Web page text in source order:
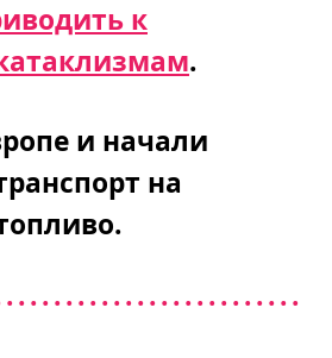
к
.
и начали
на